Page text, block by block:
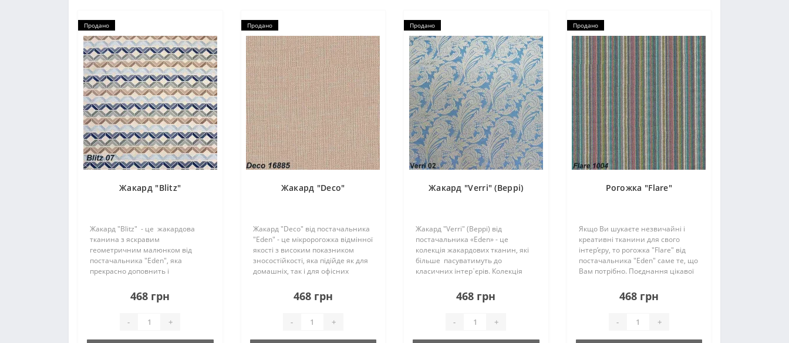
Продано
Жакард "Blitz"
Жакард "Blitz" - це жакардова
тканина з яскравим
геометричним малюнком від
постачальника "Eden", яка
прекрасно доповнить і
Завдяки поєднанню декількох
кольорів в одному дизайні ця
компаньйоном д..
468 грн
- +
Продано
Жакард "Deco"
Жакард "Deco" від постачальника
"Eden" - це мікророгожка відмінної
якості з високим показником
зносостійкості, яка підійде як для
домашніх, так і для офісних
фактуру і багату палітру кольорів.
Така оббивка краще підійде для..
468 грн
- +
Продано
Жакард "Verri" (Веррі)
Жакард "Verri" (Веррі) від
постачальника «Eden» - це
колекція жакардових тканин, які
більше пасуватимуть до
класичних інтер᾽єрів. Колекція
класичний крупний вензель,
дрібний вензель і смуга. Меблі в
468 грн
- +
Продано
Рогожка "Flare"
Якщо Ви шукаєте незвичайні і
креативні тканини для свого
інтер’єру, то рогожка "Flare" від
постачальника "Eden" саме те, що
Вам потрібно. Поєднання цікавої
зробить Ваші меблі яскравими і
неповторними...468 грн
- +